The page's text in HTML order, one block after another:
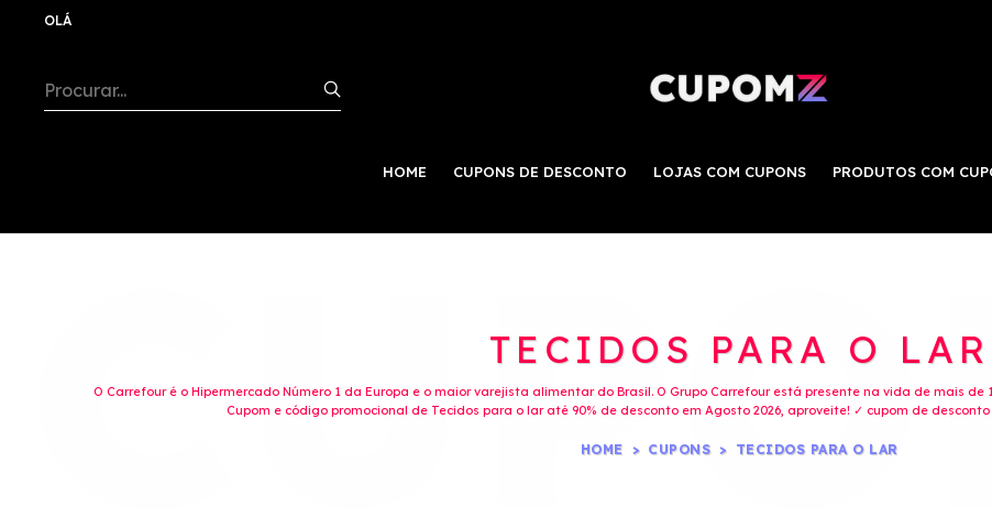
OLÁ
HOME CUPONS DE DESCONTO LOJAS COM CUPONS PRODUTOS COM
TECIDOS PARA O LAR
O Carrefour é o Hipermercado Número 1 da Europa e o maior varejista alimentar do Brasil. O Grupo Carrefour está presente na vida de mais
Cupom e código promocional de Tecidos para o lar até 90% de desconto em Agosto 2026, aproveite! ✓ cupom de
HOME CUPONS TECIDOS PARA O LAR